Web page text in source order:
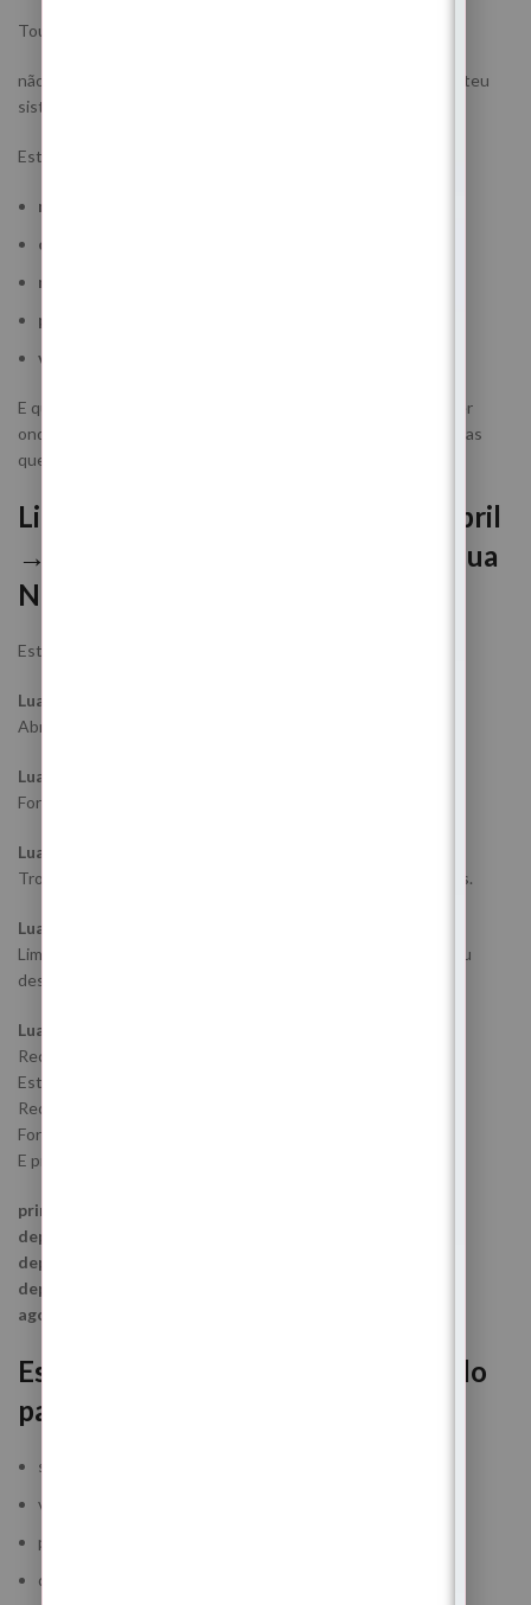
Touro lembra-te de uma coisa muito importante:
não consegues construir abundância verdadeira enquanto o teu
sistema interno continua em sobrevivência.
Esta Lua Nova ativa:
necessidade de reorganização emocional e material
cansaço físico e mental acumulado
necessidade de desacelerar
procura por segurança e estabilidade
vontade de simplificar a vida
E quando esta energia entra… começas finalmente a perceber
onde estás a perder demasiada energia para manter estruturas
que já não te sustentam.
Ligação energética: Lua Nova de Abril
→ Lua Cheia → Lua Minguante → Lua
Nova em Touro
Este ritual faz parte de um processo energético maior.
Lua Nova de 17 de Abril de 2026
Abriu caminhos e iniciou movimentos importantes.
Lua Crescente de 24 de Abril de 2026
Fortaleceu aquilo que precisava de ganhar estrutura.
Lua Cheia de 1 de Maio de 2026
Trouxe revelações emocionais e intensificou padrões ocultos.
Lua Minguante de 9 de Maio de 2026
Limpou excesso mental, cortou padrões repetitivos e libertou
desgaste acumulado.
Lua Nova de 16 de Maio de 2026
Reconstrói.
Estabiliza.
Reorganiza.
Fortalece.
E prepara um novo ciclo mais consciente.
primeiro abriu
depois fortaleceu
depois revelou
depois limpou
agora reconstrói
Este Ritual é especialmente indicado
para ti se:
sentes cansaço físico e emocional constante
vives em ansiedade ou excesso mental
procuras estabilidade emocional e energética
queres desbloquear caminhos materiais e profissionais